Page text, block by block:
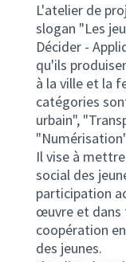
L'atelier de
slogan "Les
Décider -
qu'ils
à la ville et la
catégories
urbain",
Il vise à
social des
participation
œuvre et dans
coopération
des jeunes.